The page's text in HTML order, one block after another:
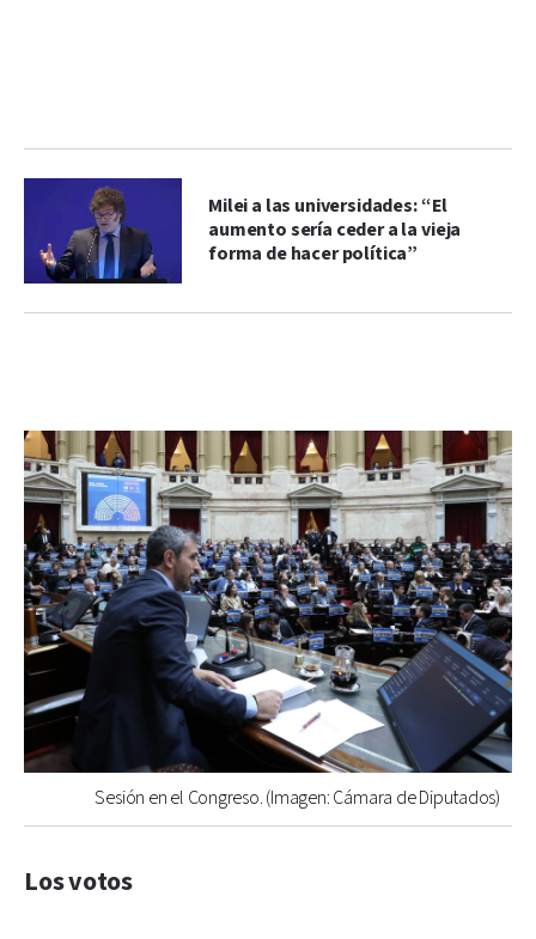
Milei a las universidades: “El
aumento sería ceder a la vieja
forma de hacer política”
Sesión en el Congreso. (Imagen: Cámara de Diputados)
Los votos